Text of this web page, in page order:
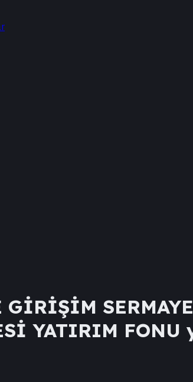
GİRİŞİM
YATIRIM FONU